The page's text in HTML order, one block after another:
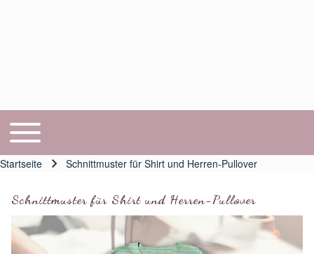
Hauptnavigation
Toggle main menu
Startseite Schnittmuster für Shirt und Herren-Pullover
Schnittmuster für Shirt und Herren-Pullover